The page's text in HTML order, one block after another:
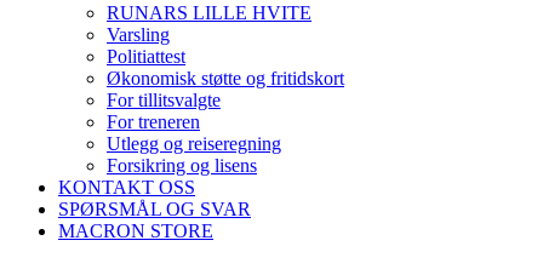
RUNARS LILLE HVITE
Varsling
Politiattest
Økonomisk støtte og fritidskort
For tillitsvalgte
For treneren
Utlegg og reiseregning
Forsikring og lisens
KONTAKT OSS
SPØRSMÅL OG SVAR
MACRON STORE